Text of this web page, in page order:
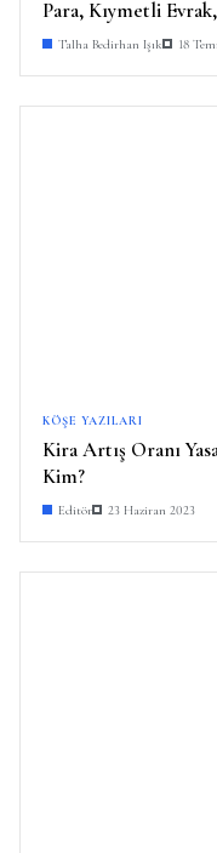
Para, Kıymetli
Talha Bedirhan Işık 18
KÖŞE YAZILARI
Kira Artış Oranı
Kim?
Editör 23 Haziran 2023